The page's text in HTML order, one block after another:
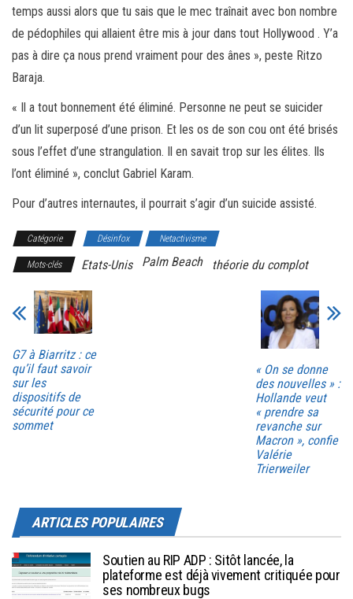
temps aussi alors que tu sais que le mec traînait avec bon nombre
de pédophiles qui allaient être mis à jour dans tout Hollywood . Y’a
pas à dire ça nous prend vraiment pour des ânes », peste Ritzo
Baraja.
« Il a tout bonnement été éliminé. Personne ne peut se suicider
d’un lit superposé d’une prison. Et les os de son cou ont été brisés
sous l’effet d’une strangulation. Il en savait trop sur les élites. Ils
l’ont éliminé », conclut Gabriel Karam.
Pour d’autres internautes, il pourrait s’agir d’un suicide assisté.
Catégorie Désinfox Netactivisme
Mots-clés Etats-Unis Palm Beach théorie du complot
G7 à Biarritz : ce
qu’il faut savoir
sur les
dispositifs de
sécurité pour ce
sommet
« On se donne
des nouvelles » :
Hollande veut
« prendre sa
revanche sur
Macron », confie
Valérie
Trierweiler
ARTICLES POPULAIRES
Soutien au RIP ADP : Sitôt lancée, la
plateforme est déjà vivement critiquée pour
ses nombreux bugs